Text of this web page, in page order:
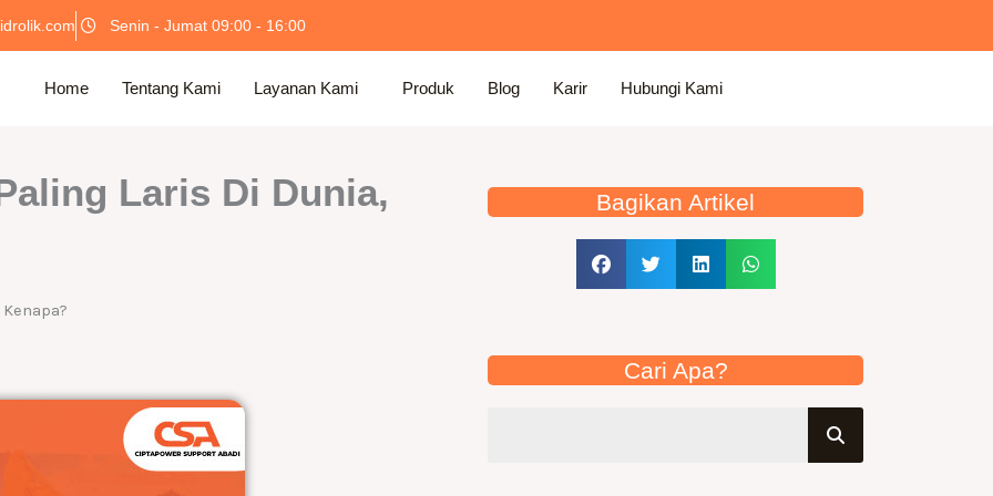
Senin - Jumat 09:00 - 16:00
Home Tentang Kami Layanan Kami Produk Blog Karir Hubungi Kami
Laris Di Dunia,
Bagikan Artikel
Cari Apa?